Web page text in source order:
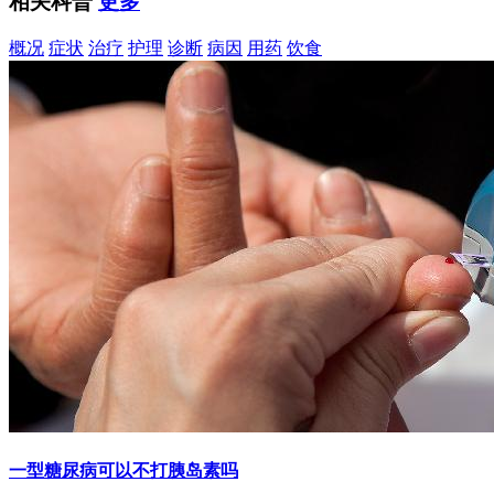
概况 症状 治疗 护理 诊断 病因 用药 饮食
一型糖尿病可以不打胰岛素吗